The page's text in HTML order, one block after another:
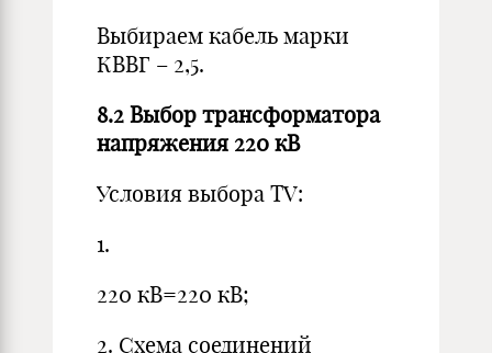
Выбираем кабель марки
КВВГ – 2,5.
8.2 Выбор трансформатора
напряжения 220 кВ
Условия выбора TV:
1.
220 кВ=220 кВ;
2. Схема соединений